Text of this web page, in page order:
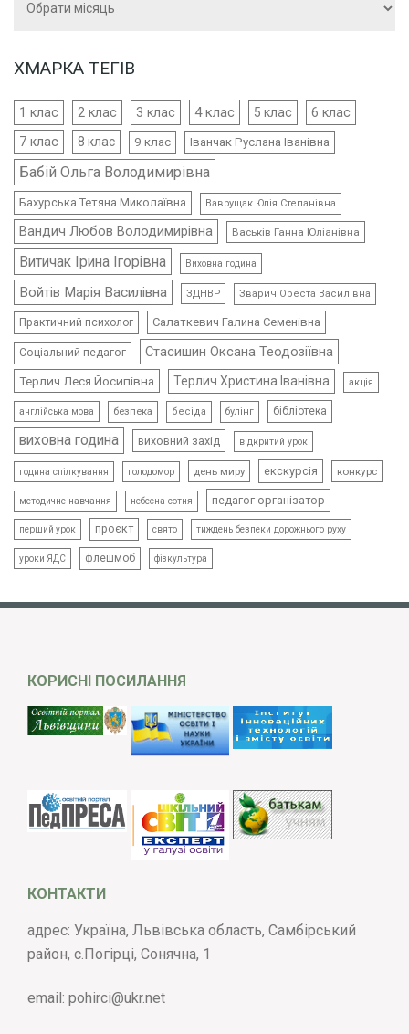
ХМАРКА ТЕГІВ
1 клас 2 клас 3 клас 4 клас 5 клас 6 клас
7 клас 8 клас 9 клас Іванчак Руслана Іванівна
Бабій Ольга Володимирівна
Бахурська Тетяна Миколаївна Ваврущак Юлія Степанівна
Вандич Любов Володимирівна Васьків Ганна Юліанівна
Витичак Ірина Ігорівна Виховна година
Войтів Марія Василівна ЗДНВР Зварич Ореста Василівна
Практичний психолог Салаткевич Галина Семенівна
Соціальний педагог Стасишин Оксана Теодозіївна
Терлич Леся Йосипівна Терлич Христина Іванівна акція
англійська мова безпека бесіда булінг бібліотека
виховна година виховний захід відкритий урок
година спілкування голодомор день миру екскурсія конкурс
методичне навчання небесна сотня педагог організатор
перший урок проєкт свято тиждень безпеки дорожнього руху
уроки ЯДС флешмоб фізкультура
КОРИСНІ ПОСИЛАННЯ
КОНТАКТИ
адрес: Україна, Львівська область, Самбірський
район, с.Погірці, Сонячна, 1
email: pohirci@ukr.net